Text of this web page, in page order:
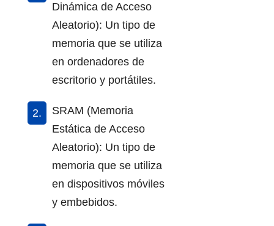
Dinámica de Acceso
Aleatorio): Un tipo de
memoria que se utiliza
en ordenadores de
escritorio y portátiles.
SRAM (Memoria
Estática de Acceso
Aleatorio): Un tipo de
memoria que se utiliza
en dispositivos móviles
y embebidos.